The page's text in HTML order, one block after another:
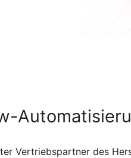
Vertriebspartner des